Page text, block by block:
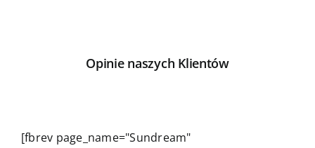
Opinie naszych Klientów
[fbrev page_name="Sundream"